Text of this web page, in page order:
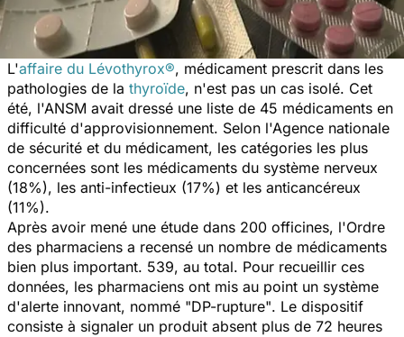
L'affaire du Lévothyrox®, médicament prescrit dans les
pathologies de la thyroïde, n'est pas un cas isolé. Cet
été, l'ANSM avait dressé une liste de 45 médicaments en
difficulté d'approvisionnement. Selon l'Agence nationale
de sécurité et du médicament, les catégories les plus
concernées sont les médicaments du système nerveux
(18%), les anti-infectieux (17%) et les anticancéreux
(11%).
Après avoir mené une étude dans 200 officines, l'Ordre
des pharmaciens a recensé un nombre de médicaments
bien plus important. 539, au total. Pour recueillir ces
données, les pharmaciens ont mis au point un système
d'alerte innovant, nommé "DP-rupture". Le dispositif
consiste à signaler un produit absent plus de 72 heures